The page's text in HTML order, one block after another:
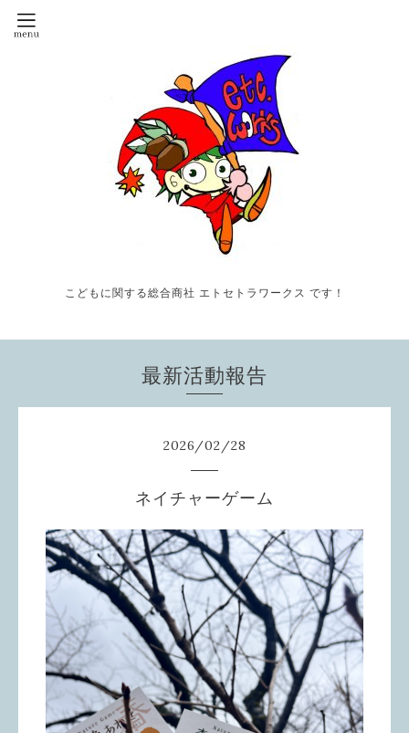
こどもに関する総合商社 エトセトラワークス です！
最新活動報告
2026/02/28
ネイチャーゲーム